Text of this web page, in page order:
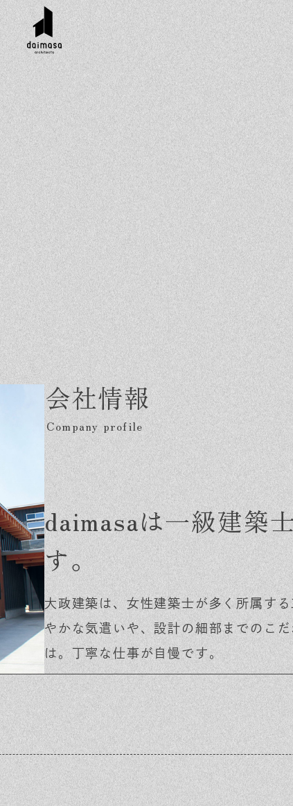
会社情報
daimasaは一級建築
す。
大政建築は、女性建築士が多く所属す
やかな気遣いや、設計の細部までのこ
は。丁寧な仕事が自慢です。
Company
会社概要
スタッフ紹介
採用情報
Contact
資料請求
お問い合わせ